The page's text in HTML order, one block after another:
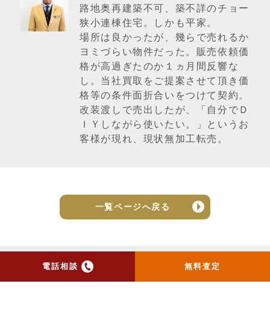
電話相談 無料査定
路地奥再建築不可、築不詳のチョー
狭小連棟住宅。しかも平家。
場所は良かったが、幾らで売れるか
ヨミづらい物件だった。販売依頼価
格が高過ぎたのか１ヵ月間反響な
し。当社買取をご提案させて頂き価
格等の条件面折合いをつけて契約。
改装渡しで売出したが、「自分でＤ
ＩＹしながら使いたい。」というお
客様が現れ、現状無加工転売。
一覧ページへ戻る